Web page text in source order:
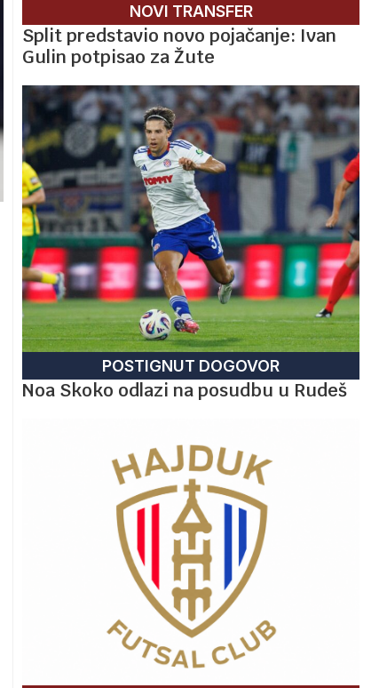
NOVI TRANSFER
Split predstavio novo pojačanje: Ivan
Gulin potpisao za Žute
POSTIGNUT DOGOVOR
Noa Skoko odlazi na posudbu u Rudeš